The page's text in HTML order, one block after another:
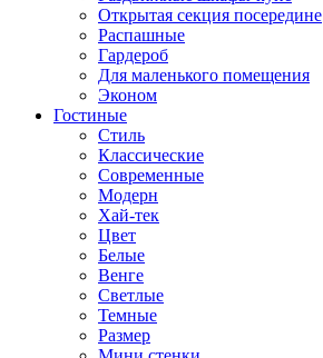
Открытая секция посередине
Распашные
Гардероб
Для маленького помещения
Эконом
Гостиные
Стиль
Классические
Современные
Модерн
Хай-тек
Цвет
Белые
Венге
Светлые
Темные
Размер